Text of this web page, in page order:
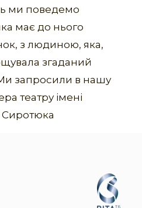
ми поведемо
має до нього
з людиною, яка,
згаданий
запросили в нашу
театру імені
Сиротюка